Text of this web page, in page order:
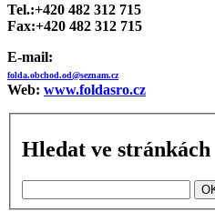
Tel.:+420 482 312 715
Fax:+420 482 312 715
E-mail:
folda.obchod.od@seznam.cz
Web: www.foldasro.cz
Hledat ve stránkách